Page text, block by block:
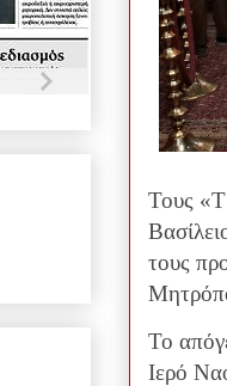
Τους
τους
Το
Ιερό